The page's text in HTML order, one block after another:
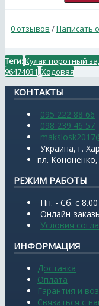
0 отзывов /Написать
Теги:Кулак поротный
96474031 Ходовая
КОНТАКТЫ
095 222 88 66
098 239 46 57
Украина, г.
пл.
РЕЖИМ РАБОТЫ
Пн. - Сб. с
Онлайн-
Условия
ИНФОРМАЦИЯ
Доставка
Оплата
Гарантия и
Связаться с